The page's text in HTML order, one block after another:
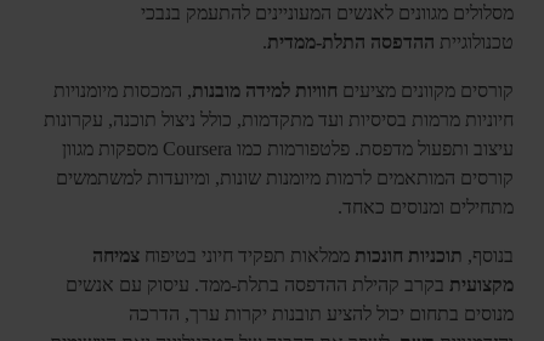
מסלולים מגוונים לאנשים המעוניינים להתעמק בנבכי
טכנולוגיית ההדפסה התלת-ממדית.
קורסים מקוונים מציעים חוויות למידה מובנות, המכסות מיומנויות
חיוניות מרמות בסיסיות ועד מתקדמות, כולל ניצול תוכנה, עקרונות
עיצוב ותפעול מדפסת. פלטפורמות כמו Coursera מספקות מגוון
קורסים המותאמים לרמות מיומנות שונות, ומיועדות למשתמשים
מתחילים ומנוסים כאחד.
בנוסף, תוכניות חונכות ממלאות תפקיד חיוני בטיפוחצמיחה
מקצועית בקרב קהילת ההדפסה בתלת-ממד. עיסוק עם אנשים
מנוסים בתחום יכול להציע תובנות יקרות ערך, הדרכה